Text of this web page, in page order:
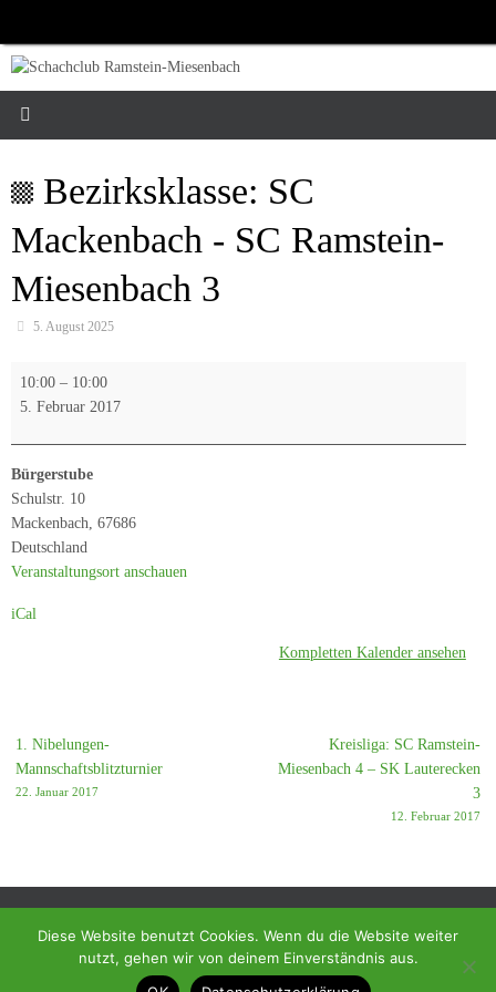
springen
Bezirksklasse: SC
Mackenbach - SC Ramstein-
Miesenbach 3
5. August 2025
Bezirksklasse:
SC
-
SC
Ramstein-
Miesenbach
3
10:00 – 10:00
5. Februar 2017
Bürgerstube
Schulstr. 10
Mackenbach 67686
Deutschland
Veranstaltungsort anschauen
iCal
Kompletten Kalender ansehen
1. Nibelungen-
Mannschaftsblitzturnier
22. Januar 2017
Kreisliga: SC Ramstein-
Miesenbach 4 – SK Lauterecken
3
12. Februar 2017
© 2018 - Homepage des SC Ramstein-Miesenbach
Diese Website benutzt Cookies. Wenn du die Website weiter
nutzt, gehen wir von deinem Einverständnis aus.